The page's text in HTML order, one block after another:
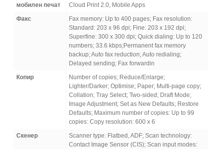
мобилен печат
Cloud Print 2.0, Mobile Apps
Факс
Fax memory: Up to 400 pages; Fax resolution:
Standard: 203 x 96 dpi; Fine: 203 x 192 dpi;
Superfine: 300 x 300 dpi; Quick dialing: Up to 120
numbers; 33.6 kbps;Permanent fax memory
backup; Auto fax reduction; Auto redialing;
Delayed sending; Fax forwardin
Копир
Number of copies; Reduce/Enlarge;
Lighter/Darker; Optimise; Paper; Multi-page copy;
Collation; Tray Select; Two-sided; Draft Mode;
Image Adjustment; Set as New Defaults; Restore
Defaults; Maximum number of copies: Up to 99
copies: Copy resolution: 600 x 6
Скенер
Scanner type: Flatbed, ADF; Scan technology:
Contact Image Sensor (CIS); Scan input modes: